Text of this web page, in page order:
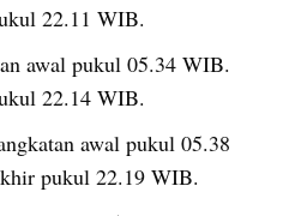
22.11 WIB.
awal pukul 05.34 WIB.
22.14 WIB.
awal pukul 05.38
pukul 22.19 WIB.